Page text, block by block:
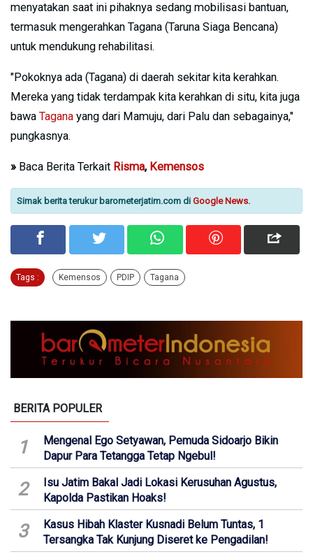
menyatakan saat ini pihaknya sedang mobilisasi bantuan,
termasuk mengerahkan Tagana (Taruna Siaga Bencana)
untuk mendukung rehabilitasi.
"Pokoknya ada (Tagana) di daerah sekitar kita kerahkan.
Mereka yang tidak terdampak kita kerahkan di situ, kita juga
bawa Tagana yang dari Mamuju, dari Palu dan sebagainya,"
pungkasnya.
» Baca Berita Terkait Risma, Kemensos
Simak berita terukur barometerjatim.com di Google News.
Tags : Kemensos PDIP Tagana
BERITA POPULER
1
Mengenal Ego Setyawan, Pemuda Sidoarjo Bikin
Dapur Para Tetangga Tetap Ngebul!
2
Isu Jatim Bakal Jadi Lokasi Kerusuhan Agustus,
Kapolda Pastikan Hoaks!
3
Kasus Hibah Klaster Kusnadi Belum Tuntas, 1
Tersangka Tak Kunjung Diseret ke Pengadilan!